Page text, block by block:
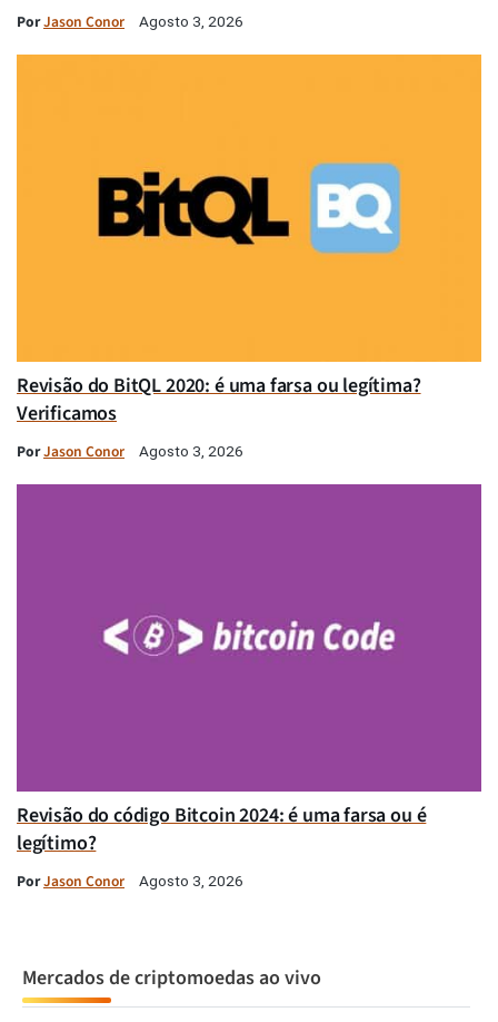
PorJason Conor Agosto 3, 2026
Revisão do BitQL 2020: é uma farsa ou legítima?
Verificamos
PorJason Conor Agosto 3, 2026
Revisão do código Bitcoin 2024: é uma farsa ou é
legítimo?
PorJason Conor Agosto 3, 2026
Mercados de criptomoedas ao vivo